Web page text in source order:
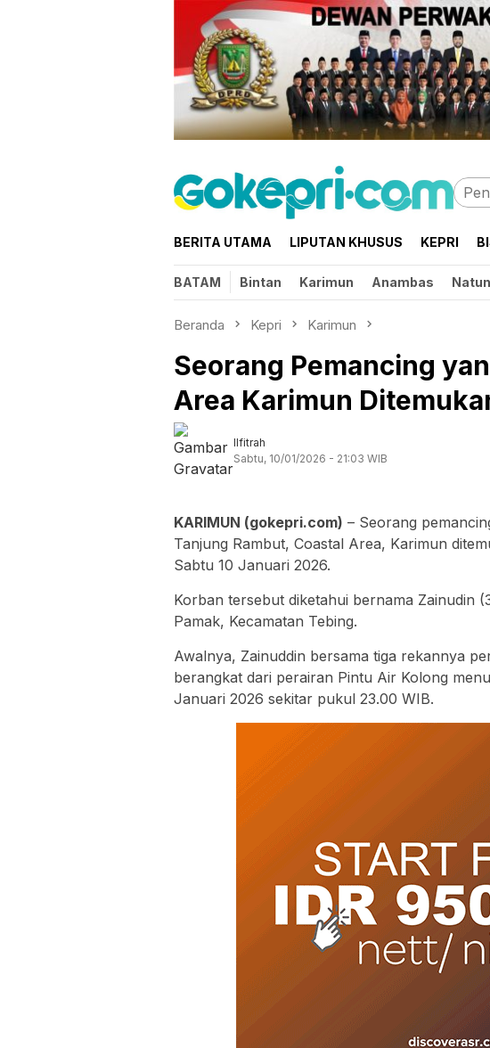
BERITA UTAMA LIPUTAN KHUSUS KEPRI
BATAM Bintan Karimun Anambas
Beranda Kepri Karimun
Seorang Pemancing
Area Karimun
Ilfitrah
Sabtu, 10/01/2026 - 21:03 WIB
KARIMUN (gokepri.com) – Seorang
Tanjung Rambut, Coastal Area, Karimun
Sabtu 10 Januari 2026.
Korban tersebut diketahui bernama Zainudin
Pamak, Kecamatan Tebing.
Awalnya, Zainuddin bersama tiga rekannya
berangkat dari perairan Pintu Air Kolong
Januari 2026 sekitar pukul 23.00 WIB.